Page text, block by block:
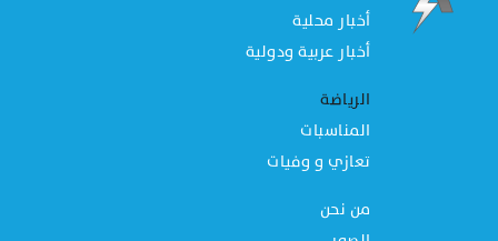
أخبار محلية
أخبار عربية ودولية
الرياضة
المناسبات
تعازي و وفيات
من نحن